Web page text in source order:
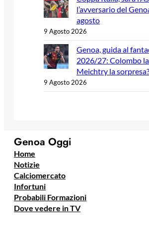
l’avversario del
agosto
9 Agosto 2026
Genoa, guida al
2026/27: Colombo
Meichtry la sorpresa?
9 Agosto 2026
Genoa Oggi
Home
Notizie
Calciomercato
Infortuni
Probabili Formazioni
Dove vedere in TV